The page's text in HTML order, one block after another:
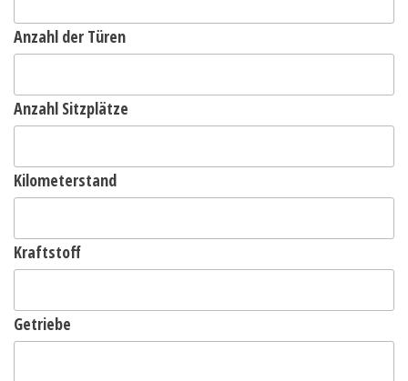
Anzahl der Türen
Anzahl Sitzplätze
Kilometerstand
Kraftstoff
Getriebe